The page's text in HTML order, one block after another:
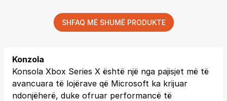
SHFAQ MË SHUMË PRODUKTE
Konzola
Konsola Xbox Series X është një nga pajisjet më të
avancuara të lojërave që Microsoft ka krijuar
ndonjëherë, duke ofruar performancë të